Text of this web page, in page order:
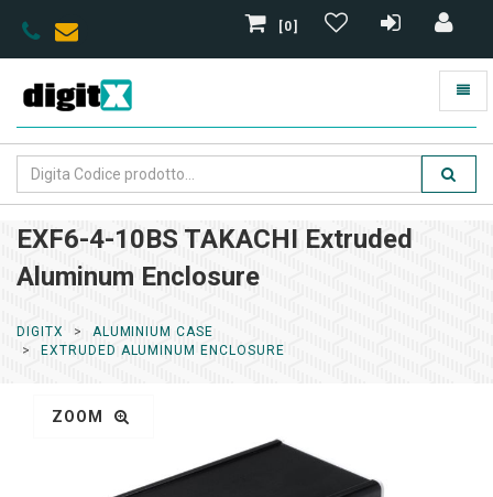
[0]
EXF6-4-10BS TAKACHI Extruded
Aluminum Enclosure
DIGITX
ALUMINIUM CASE
EXTRUDED ALUMINUM ENCLOSURE
ZOOM